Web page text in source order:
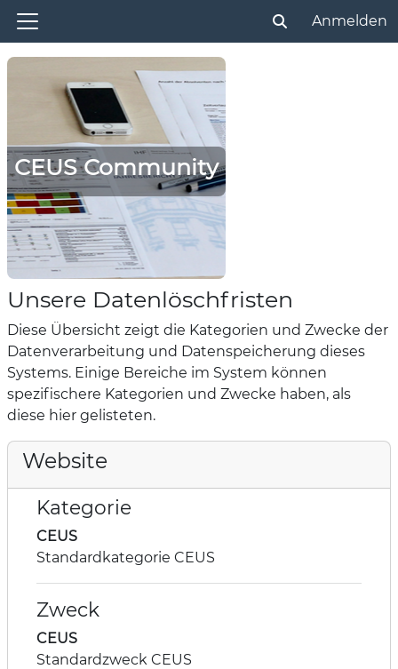
Zum Hauptinhalt
Website-Übersicht
Sucheingabe
Anmelden
CEUS Community
Unsere Datenlöschfristen
Diese Übersicht zeigt die Kategorien und Zwecke der
Datenverarbeitung und Datenspeicherung dieses
Systems. Einige Bereiche im System können
spezifischere Kategorien und Zwecke haben, als
diese hier gelisteten.
Website
Kategorie
CEUS
Standardkategorie CEUS
Zweck
CEUS
Standardzweck CEUS